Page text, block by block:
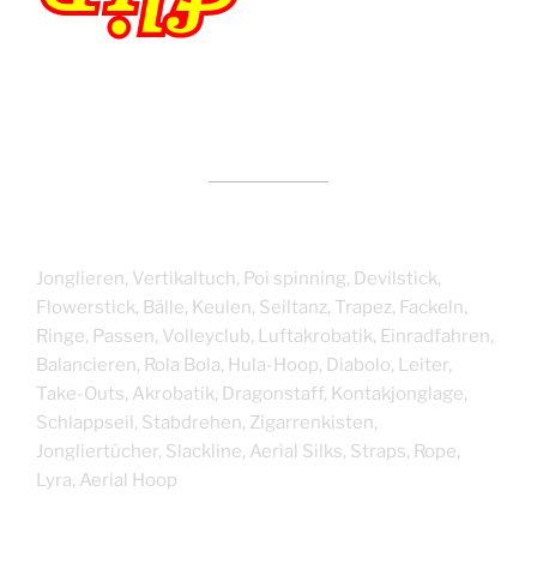
Jonglieren, Vertikaltuch, Poi spinning, Devilstick,
Flowerstick, Bälle, Keulen, Seiltanz, Trapez, Fackeln,
Ringe, Passen, Volleyclub, Luftakrobatik, Einradfahren,
Balancieren, Rola Bola, Hula-Hoop, Diabolo, Leiter,
Take-Outs, Akrobatik, Dragonstaff, Kontakjonglage,
Schlappseil, Stabdrehen, Zigarrenkisten,
Jongliertücher, Slackline, Aerial Silks, Straps, Rope,
Lyra, Aerial Hoop